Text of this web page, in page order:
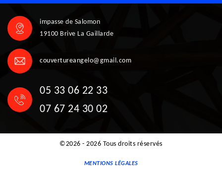
impasse de Salomon
19100 Brive La Gaillarde
couvertureangelo@gmail.com
05 33 06 22 33
07 67 24 30 02
©2026 - 2026 Tous droits réservés
MENTIONS LÉGALES